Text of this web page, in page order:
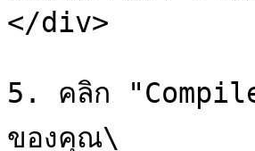
</div>
5. คลิก
ของคุณ\